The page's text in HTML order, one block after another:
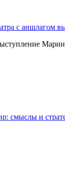
с аншлагом
смыслы и